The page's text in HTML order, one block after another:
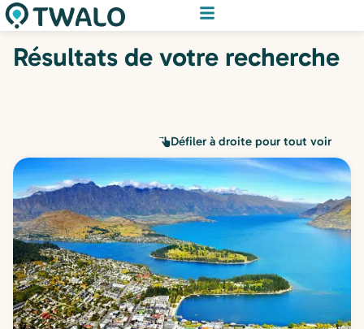
Résultats de votre recherche
Défiler à droite pour tout voir